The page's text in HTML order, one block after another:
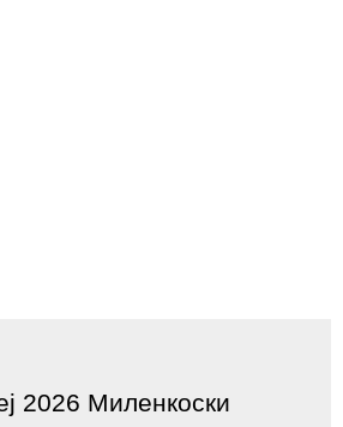
2026 Миленкоски